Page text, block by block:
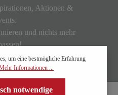
Aktionen &
und nichts mehr
um eine bestmögliche Erfahrung
Informationen ...
notwendige